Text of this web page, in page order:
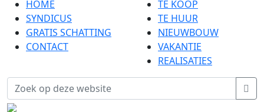
HOME
SYNDICUS
GRATIS SCHATTING
CONTACT
TE KOOP
TE HUUR
NIEUWBOUW
VAKANTIE
REALISATIES